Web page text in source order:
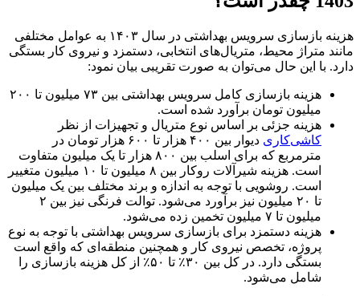
هزینه بازسازی سرویس بهداشتی در سال ۱۴۰۳ به عوامل مختلفی
مانند متراژ محیط، متریال‌های انتخابی، دستمزد و نیروی کار بستگی
دارد. با این حال می‌توان به صورت تقریبی بیان نمود:
هزینه بازسازی کامل سرویس بهداشتی بین ۷۳ میلیون تا ۲۰۰
میلیون تومان برآورد شده است.
هزینه جزئی بر اساس نوع متریال و تجهیزات از نظر
کاشی‌کاری
دیوار بین ۴۰۰ هزار تا ۶۰۰ هزار تومان در
مترمربع که برای اسلب بین ۸۰۰ هزار تا یک میلیون متفاوت
است. هزینه شیرآلات روکار بین ۸ میلیون تا ۱۰ میلیون متغییر
است. روشویی با توجه به اندازه و برند مختلف بین یک میلیون
تا ۲۰ میلیون نیز برآورد می‌شود. توالت فرنگی نیز بین ۲
میلیون تا ۷ میلیون تخمین زده می‌شود.
هزینه دستمزد برای بازسازی سرویس بهداشتی با توجه به نوع
پروژه، تخصص نیروی کار و همچنین منطقه‌ای که واقع است
بستگی دارد. در کل بین ۳۰٪ تا ۵۰٪ از کل هزینه بازسازی را
شامل می‌شود.